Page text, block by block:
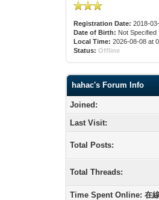
Registration Date: 2018-
Date of Birth: Not Specified
Local Time: 2026-08-08 at
Status: Offline
hahac's Forum Info
Joined:
Last Visit:
Total Posts:
Total Threads:
Time Spent Online: 在